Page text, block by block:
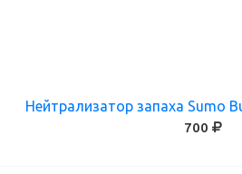
Нейтрализатор запаха Sumo
700